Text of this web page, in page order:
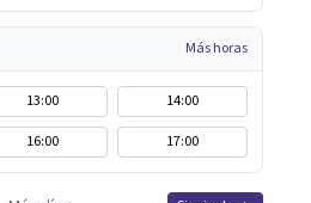
Más horas
13:00
14:00
16:00 17:00